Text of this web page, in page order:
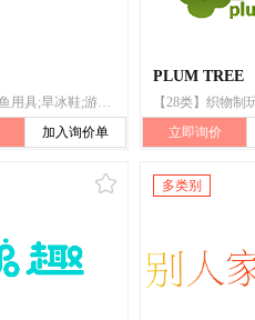
【28类】钓鱼用具;旱冰鞋;游泳池（娱乐用品）;体育活动器械;射箭用器具;运动用球;象棋;带有液晶显示屏的便携式游戏机;多米诺骨牌;玩具
加入询价单
PLUM TREE
立即询价
多类别